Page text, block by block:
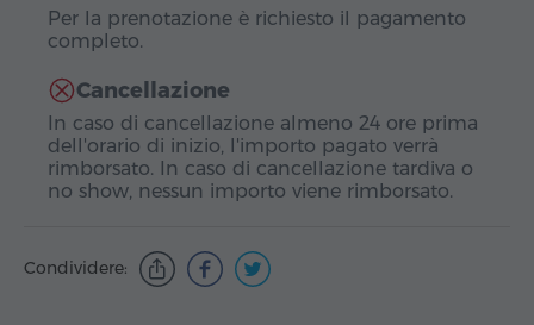
Per la prenotazione è richiesto il pagamento
completo.
Cancellazione
In caso di cancellazione almeno 24 ore prima
dell'orario di inizio, l'importo pagato verrà
rimborsato. In caso di cancellazione tardiva o
no show, nessun importo viene rimborsato.
Condividere: